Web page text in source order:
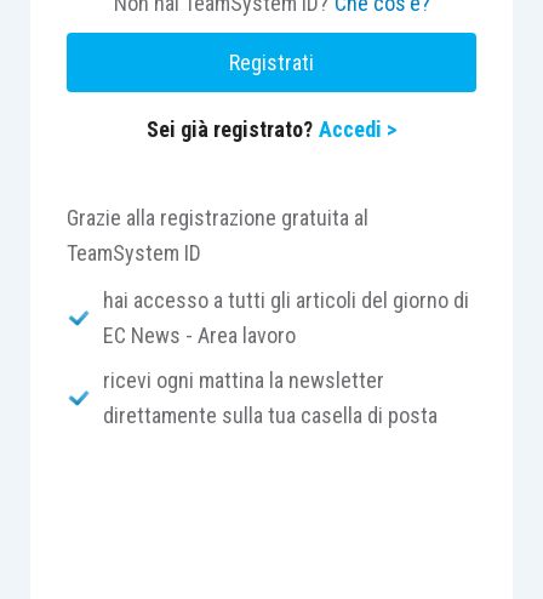
Il superminimo entra a far parte del patrimonio
del lavoratore solo ed esclusivamente quando sia
stato pattuito espressamente tra le parti o
lavoratore che ne beneficia e non solo per il fatto
che, attribuito una volta, lo si sia attribuito per
regola dell’assorbimento.
Spesso si pone il problema di come valutare
quelle situazioni in cui il datore di lavoro,
Registrati
Sei già registrato? Accedi >
Grazie alla registrazione gratuita al
TeamSystem ID
hai accesso a tutti gli articoli del giorno di
EC News - Area lavoro
ricevi ogni mattina la newsletter
direttamente sulla tua casella di posta